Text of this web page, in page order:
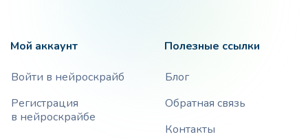
Мой аккаунт
Войти в нейроскрайб
Регистрация
в нейроскрайбе
Полезные ссылки
Блог
Обратная связь
Контакты